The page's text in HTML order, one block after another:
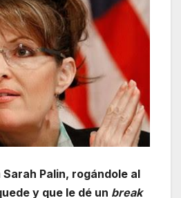
Palin, rogándole al
y que le dé un break